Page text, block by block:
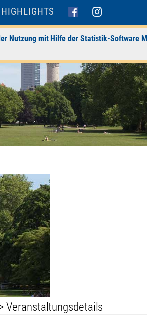
HIGHLIGHTS
Nutzung mit Hilfe der Statistik-Software
> Veranstaltungsdetails